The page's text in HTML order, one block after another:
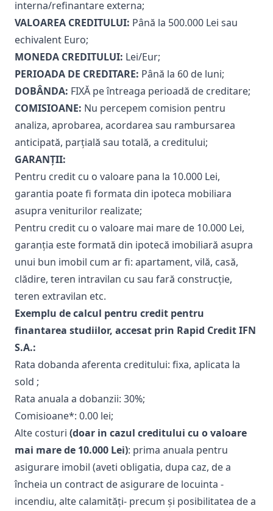
interna/refinantare externa;
VALOAREA CREDITULUI: Până la 500.000 Lei sau
echivalent Euro;
MONEDA CREDITULUI: Lei/Eur;
PERIOADA DE CREDITARE: Până la 60 de luni;
DOBÂNDA: FIXĂ pe întreaga perioadă de creditare;
COMISIOANE: Nu percepem comision pentru
analiza, aprobarea, acordarea sau rambursarea
anticipată, parțială sau totală, a creditului;
GARANȚII:
Pentru credit cu o valoare pana la 10.000 Lei,
garantia poate fi formata din ipoteca mobiliara
asupra veniturilor realizate;
Pentru credit cu o valoare mai mare de 10.000 Lei,
garanția este formată din ipotecă imobiliară asupra
unui bun imobil cum ar fi: apartament, vilă, casă,
clădire, teren intravilan cu sau fară construcție,
teren extravilan etc.
Exemplu de calcul pentru credit pentru
finantarea studiilor, accesat prin Rapid Credit IFN
S.A.:
Rata dobanda aferenta creditului: fixa, aplicata la
sold ;
Rata anuala a dobanzii: 30%;
Comisioane*: 0.00 lei;
Alte costuri (doar in cazul creditului cu o valoare
mai mare de 10.000 Lei): prima anuala pentru
asigurare imobil (aveti obligatia, dupa caz, de a
încheia un contract de asigurare de locuinta -
incendiu, alte calamități- precum și posibilitatea de a